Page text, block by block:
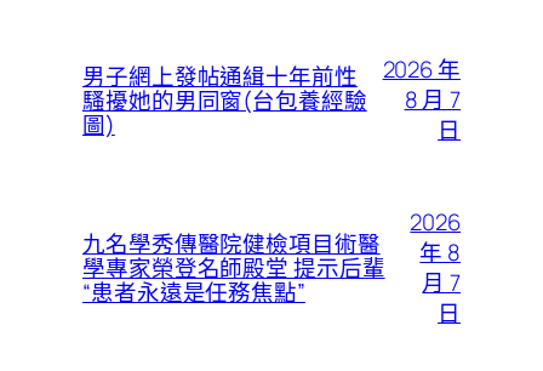
男子網上發帖通緝十年前性
騷擾她的男同窗(台包養經驗
圖)
2026 年
8 月 7
日
九名學秀傳醫院健檢項目術醫
學專家榮登名師殿堂 提示后輩
“患者永遠是任務焦點”
2026
年 8
月 7
日